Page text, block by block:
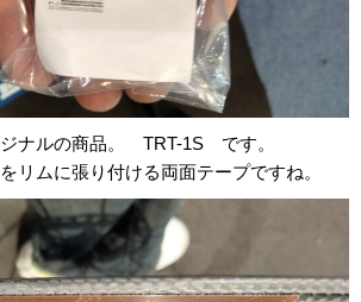
ジナルの商品。 TRT-1S です。
リムに張り付ける両面テープですね。